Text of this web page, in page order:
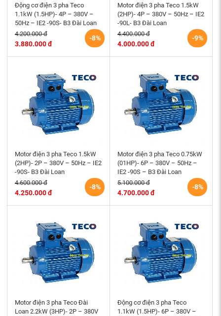
Động cơ điện 3 pha Teco
1.1kW (1.5HP)- 4P – 380V –
50Hz – IE2 -90S- B3 Đài Loan
-8%
4.200.000 đ
3.880.000 đ
Motor điện 3 pha Teco 1.5kW
(2HP)- 4P – 380V – 50Hz – IE2
-90L- B3 Đài Loan
-9%
4.400.000 đ
4.000.000 đ
Motor điện 3 pha Teco 1.5kW
(2HP)- 2P – 380V – 50Hz – IE2
-90S- B3 Đài Loan
-8%
4.600.000 đ
4.250.000 đ
Motor điện 3 pha Teco 0.75kW
(01HP)- 6P – 380V – 50Hz –
IE2 -90S – B3 Đài Loan
-8%
5.100.000 đ
4.700.000 đ
Motor điện 3 pha Teco Đài
Loan 2.2kW (3HP)- 2P – 380V
Động cơ điện 3 pha Teco
1.1kW (1.5HP)- 6P – 380V –